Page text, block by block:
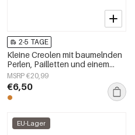
2-5 TAGE
Kleine Creolen mit baumelnden
Perlen, Pailletten und einem
Herz
MSRP €20,99
€6,50
EU-Lager